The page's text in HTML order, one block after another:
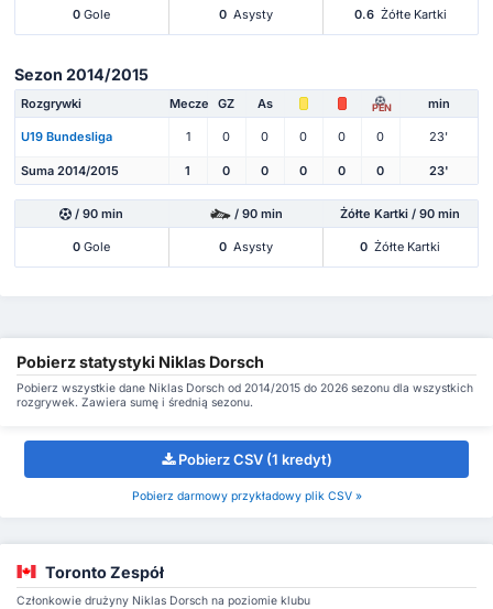
0 Gole 0 Asysty 0.6 Żółte Kartki
Sezon 2014/2015
Rozgrywki Mecze GZ As PEN min
U19 Bundesliga 1 0 0 0 0 0 23'
Suma 2014/2015 1 0 0 0 0 0 23'
/ 90 min / 90 min Żółte Kartki / 90 min
0 Gole 0 Asysty 0 Żółte Kartki
Pobierz statystyki Niklas Dorsch
Pobierz wszystkie dane Niklas Dorsch od 2014/2015 do 2026 sezonu dla wszystkich
rozgrywek. Zawiera sumę i średnią sezonu.
Pobierz CSV (1 kredyt)
Pobierz darmowy przykładowy plik CSV »
Toronto Zespół
Członkowie drużyny Niklas Dorsch na poziomie klubu